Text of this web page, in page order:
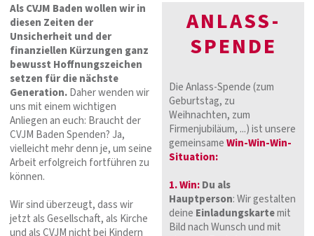
Als CVJM Baden wollen wir in
diesen Zeiten der
Unsicherheit und der
finanziellen Kürzungen ganz
bewusst Hoffnungszeichen
setzen für die nächste
Generation.Daher wenden wir
uns mit einem wichtigen
Anliegen an euch: Braucht der
CVJM Baden Spenden? Ja,
vielleicht mehr denn je, um seine
Arbeit erfolgreich fortführen zu
können.
Wir sind überzeugt, dass wir
jetzt als Gesellschaft, als Kirche
und als CVJM nicht bei Kindern
ANLASS-
SPENDE
Die Anlass-Spende (zum
Geburtstag, zu
Weihnachten, zum
Firmenjubiläum, ...) ist unsere
gemeinsameWin-Win-Win-
Situation:
1. Win:Du als
Hauptperson: Wir gestalten
deine Einladungskartemit
Bild nach Wunsch und mit